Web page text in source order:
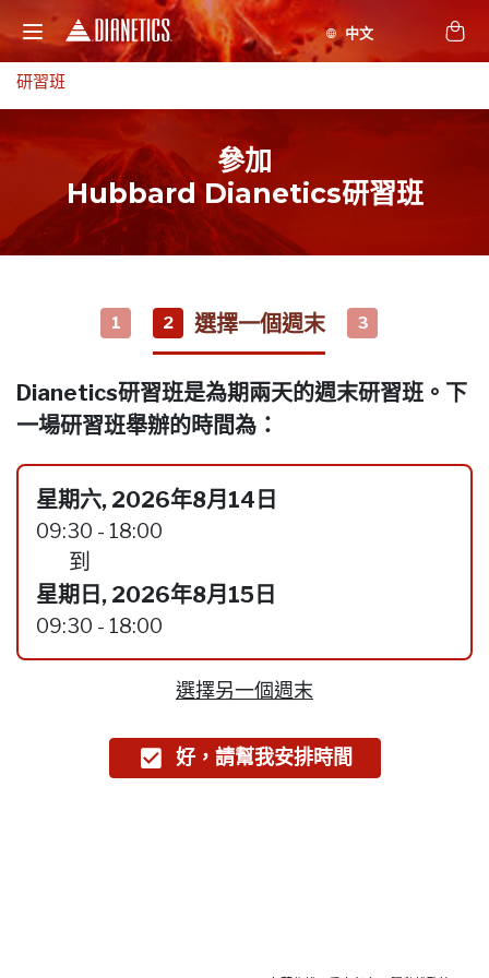
研習班
參加
Hubbard Dianetics研習班
1 2 選擇一個週末 3
Dianetics研習班是為期兩天的週末研習班。下
一場研習班舉辦的時間為：
星期六, 2026年8月14日
09:30 - 18:00
到
星期日, 2026年8月15日
09:30 - 18:00
選擇另一個週末
好，請幫我安排時間